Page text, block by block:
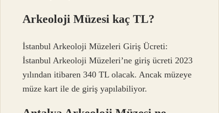
Arkeoloji Müzesi kaç TL?
İstanbul Arkeoloji Müzeleri Giriş Ücreti:
İstanbul Arkeoloji Müzeleri’ne giriş ücreti 2023
yılından itibaren 340 TL olacak. Ancak müzeye
müze kart ile de giriş yapılabiliyor.